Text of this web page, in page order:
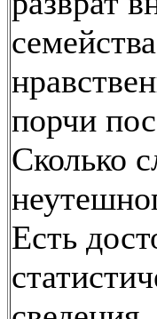
порчи
Сколько
Есть